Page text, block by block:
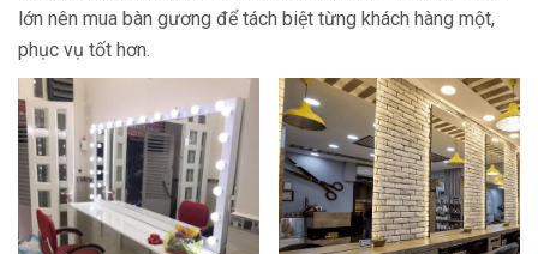
lớn nên mua bàn gương để tách biệt từng khách hàng một,
phục vụ tốt hơn.